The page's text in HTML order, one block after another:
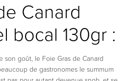
Canard
bocal 130gr :
son goût, le Foie Gras de Canard
de gastronomes le summum